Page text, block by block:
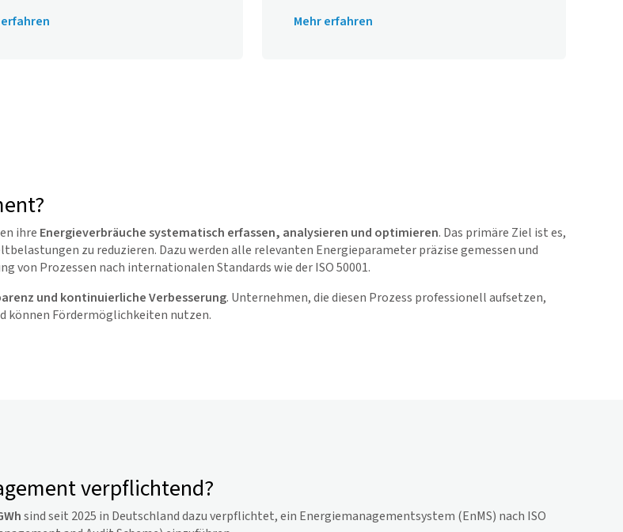
Mehr erfahren
ihre Energieverbräuche systematisch erfassen, analysieren und optimieren. Das primäre Ziel ist es,
zu reduzieren. Dazu werden alle relevanten Energieparameter präzise gemessen und
Prozessen nach internationalen Standards wie der ISO 50001.
und kontinuierliche Verbesserung. Unternehmen, die diesen Prozess professionell aufsetzen,
können Fördermöglichkeiten nutzen.
verpflichtend?
sind seit 2025 in Deutschland dazu verpflichtet, ein Energiemanagementsystem (EnMS) nach ISO